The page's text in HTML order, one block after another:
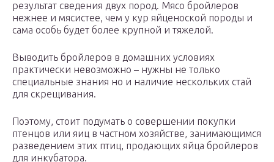
результат сведения двух пород. Мясо бройлеров
нежнее и мясистее, чем у кур яйценоской породы и
сама особь будет более крупной и тяжелой.
Выводить бройлеров в домашних условиях
практически невозможно – нужны не только
специальные знания но и наличие нескольких стай
для скрещивания.
Поэтому, стоит подумать о совершении покупки
птенцов или яиц в частном хозяйстве, занимающимся
разведением этих птиц, продающих яйца бройлеров
для инкубатора.